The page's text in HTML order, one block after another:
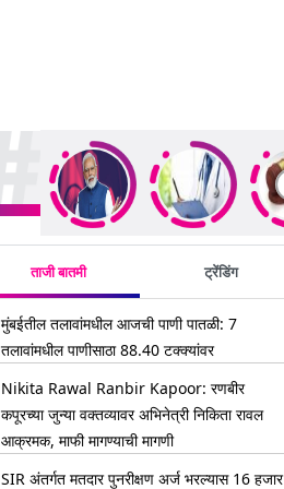
ताजी बातमी ट्रेंडिंग
मुंबईतील तलावांमधील आजची पाणी पातळी: 7
तलावांमधील पाणीसाठा 88.40 टक्क्यांवर
Nikita Rawal Ranbir Kapoor: रणबीर
कपूरच्या जुन्या वक्तव्यावर अभिनेत्री निकिता रावल
आक्रमक, माफी मागण्याची मागणी
SIR अंतर्गत मतदार पुनरीक्षण अर्ज भरल्यास 16 हजार